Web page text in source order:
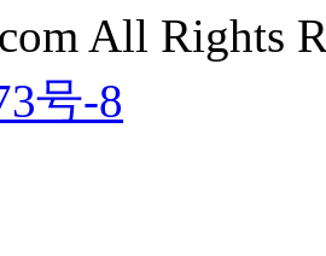
All Rights
号-8